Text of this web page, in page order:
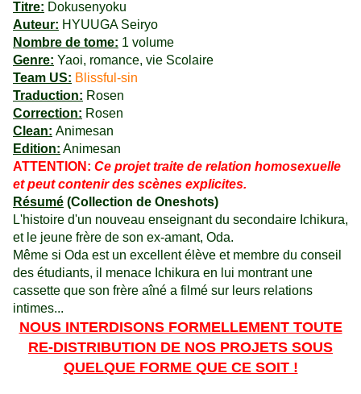
Titre: Dokusenyoku
Auteur: HYUUGA Seiryo
Nombre de tome: 1 volume
Genre: Yaoi, romance, vie Scolaire
Team US: Blissful-sin
Traduction: Rosen
Correction: Rosen
Clean: Animesan
Edition: Animesan
ATTENTION: Ce projet traite de relation homosexuelle
et peut contenir des scènes explicites.
Résumé (Collection de Oneshots)
L'histoire d'un nouveau enseignant du secondaire Ichikura,
et le jeune frère de son ex-amant, Oda.
Même si Oda est un excellent élève et membre du conseil
des étudiants, il menace Ichikura en lui montrant une
cassette que son frère aîné a filmé sur leurs relations
intimes...
NOUS INTERDISONS FORMELLEMENT TOUTE
RE-DISTRIBUTION DE NOS PROJETS SOUS
QUELQUE FORME QUE CE SOIT !